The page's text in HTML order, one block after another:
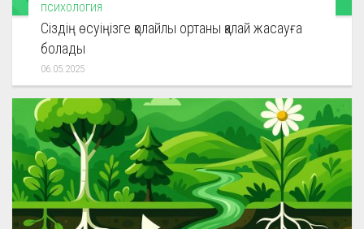
ПСИХОЛОГИЯ
Сіздің өсуіңізге қолайлы ортаны қалай жасауға
болады
06.05.2025